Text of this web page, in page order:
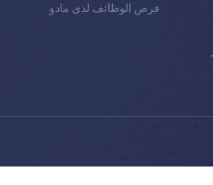
فرص الوظائف لدى مادو